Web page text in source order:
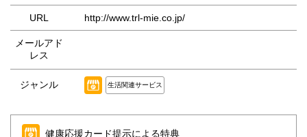
URL http://www.trl-mie.co.jp/
メールアド
レス
ジャンル 生活関連サービス
健康応援カード提示による特典